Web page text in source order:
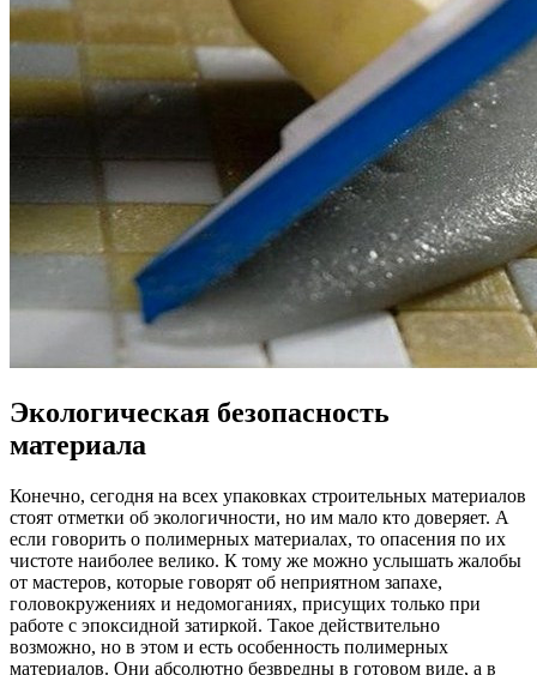
Экологическая безопасность
материала
Конечно, сегодня на всех упаковках строительных материалов
стоят отметки об экологичности, но им мало кто доверяет. А
если говорить о полимерных материалах, то опасения по их
чистоте наиболее велико. К тому же можно услышать жалобы
от мастеров, которые говорят об неприятном запахе,
головокружениях и недомоганиях, присущих только при
работе с эпоксидной затиркой. Такое действительно
возможно, но в этом и есть особенность полимерных
материалов. Они абсолютно безвредны в готовом виде, а в